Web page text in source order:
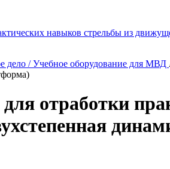
дело / Учебное оборудование для МВД
отработки